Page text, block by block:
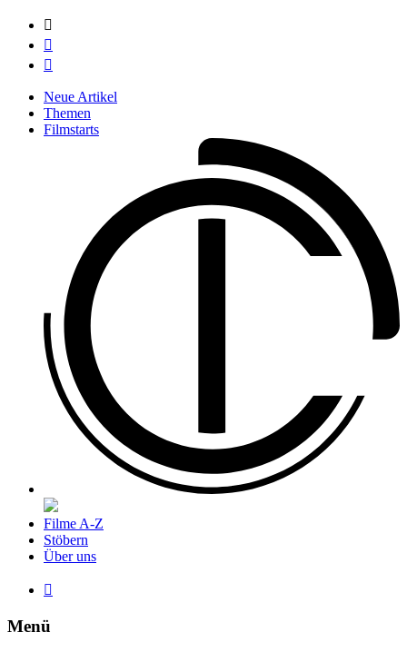



Neue Artikel
Themen
Filmstarts
Filme A-Z
Stöbern
Über uns

Menü